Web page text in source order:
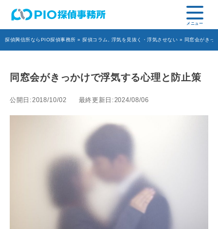
探偵興信所ならPIO探偵事務所 » 探偵コラム 浮気を見抜く・浮気させない » 同窓会がきっ
同窓会がきっかけで浮気する心理と防止策
公開日:2018/10/02 最終更新日:2024/08/06